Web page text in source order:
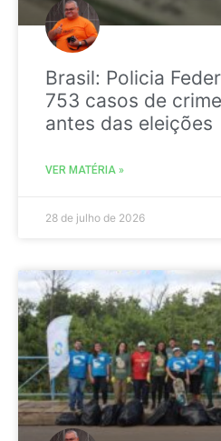
Brasil: Policia
753 casos de
antes das eleições
VER MATÉRIA »
28 de julho de 2026